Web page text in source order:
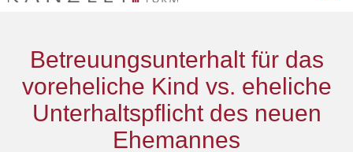
Betreuungsunterhalt für das
voreheliche Kind vs. eheliche
Unterhaltspflicht des neuen
Ehemannes